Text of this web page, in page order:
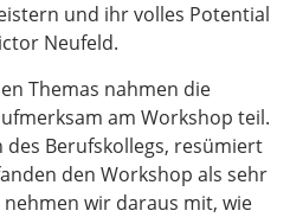
und ihr volles Potential
Neufeld.
Themas nahmen die
am Workshop teil.
des Berufskollegs, resümiert
den Workshop als sehr
wir daraus mit, wie